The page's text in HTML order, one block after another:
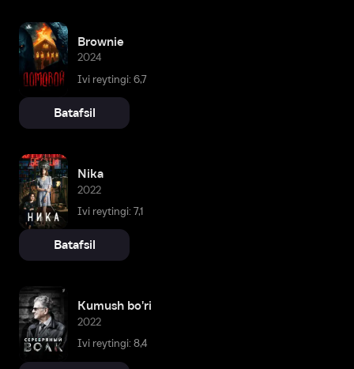
Brownie
2024
Ivi reytingi: 6,7
Batafsil
Nika
2022
Ivi reytingi: 7,1
Batafsil
Kumush bo'ri
2022
Ivi reytingi: 8,4